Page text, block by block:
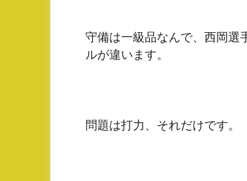
守備は一級品なんで、西岡選
ルが違います。
問題は打力、それだけです。